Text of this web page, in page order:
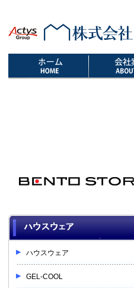
ハウスウェア
GEL-COOL